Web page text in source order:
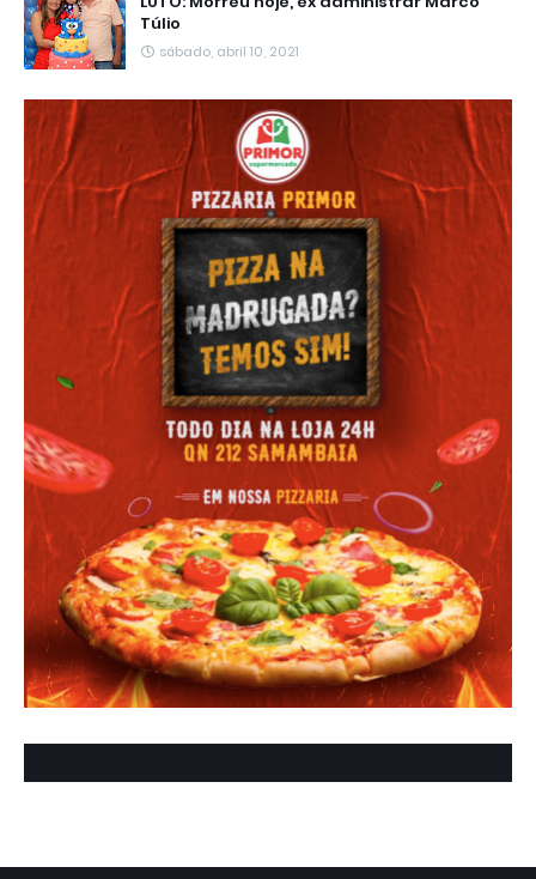
Túlio
sábado, abril 10, 2021